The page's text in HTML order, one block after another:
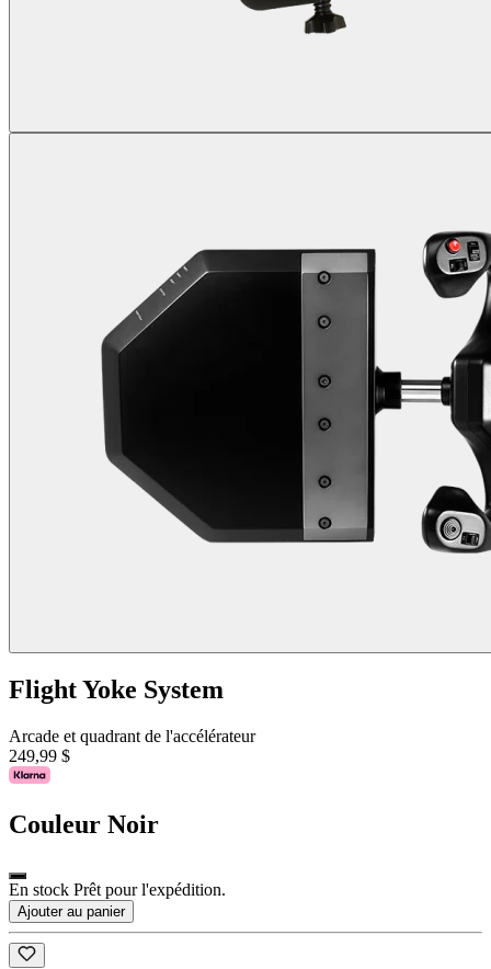
Flight Yoke System
Arcade et quadrant de l'accélérateur
249,99 $
Couleur Noir
En stock Prêt pour l'expédition.
Ajouter au panier